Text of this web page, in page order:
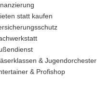
statt kaufen
& Jugendorchester
& Profishop